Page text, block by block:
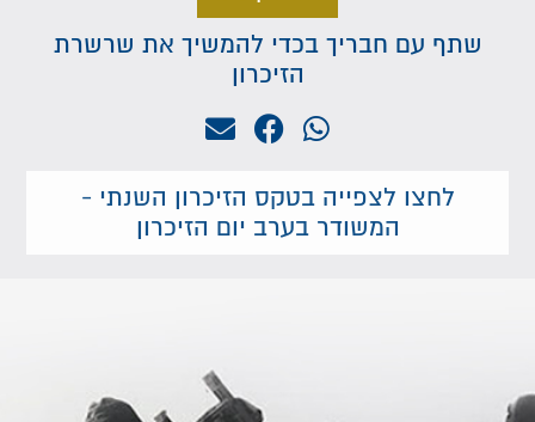
שתף עם חבריך בכדי להמשיך את שרשרת
הזיכרון
לחצו לצפייה בטקס הזיכרון השנתי -
המשודר בערב יום הזיכרון